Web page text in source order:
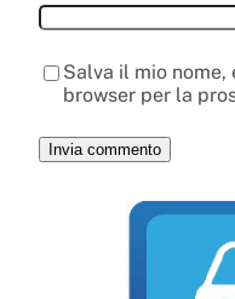
Salva il mio
browser per la